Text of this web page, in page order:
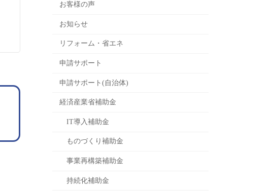
お客様の声
お知らせ
リフォーム・省エネ
申請サポート
申請サポート(自治体)
経済産業省補助金
IT導入補助金
ものづくり補助金
事業再構築補助金
持続化補助金